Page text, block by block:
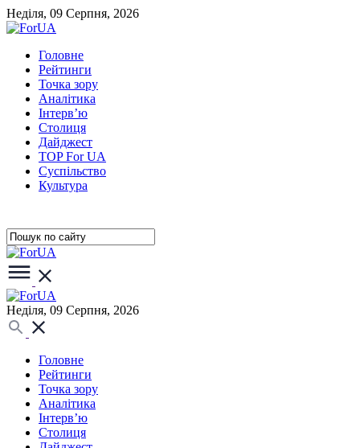
Неділя, 09 Серпня, 2026
Головне
Рейтинги
Точка зору
Аналітика
Інтерв’ю
Столиця
Дайджест
TOP For UA
Суспiльство
Культура
Неділя, 09 Серпня, 2026
Головне
Рейтинги
Точка зору
Аналітика
Інтерв’ю
Столиця